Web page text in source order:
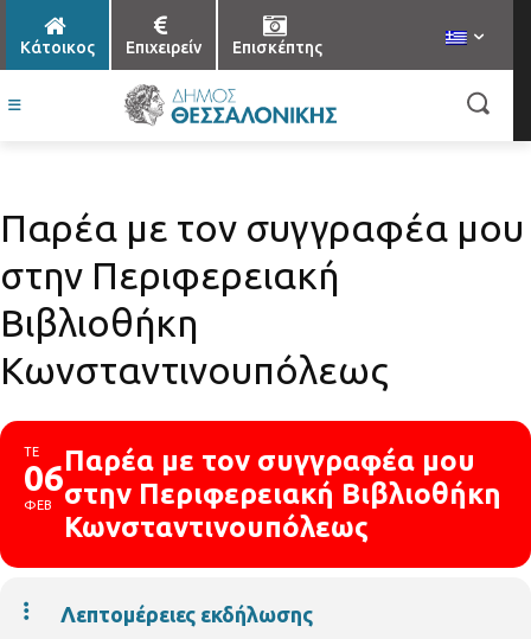
Κάτοικος Επιχειρείν Επισκέπτης
Παρέα με τον συγγραφέα μου
στην Περιφερειακή
Βιβλιοθήκη
Κωνσταντινουπόλεως
ΤΕ
06
ΦΕΒ
Παρέα με τον συγγραφέα μου
στην Περιφερειακή Βιβλιοθήκη
Κωνσταντινουπόλεως
Λεπτομέρειες εκδήλωσης